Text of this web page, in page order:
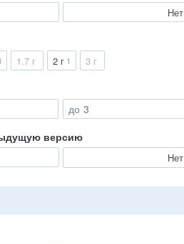
Нет
1.7 г 2 г 1 3 г
до
версию
Нет